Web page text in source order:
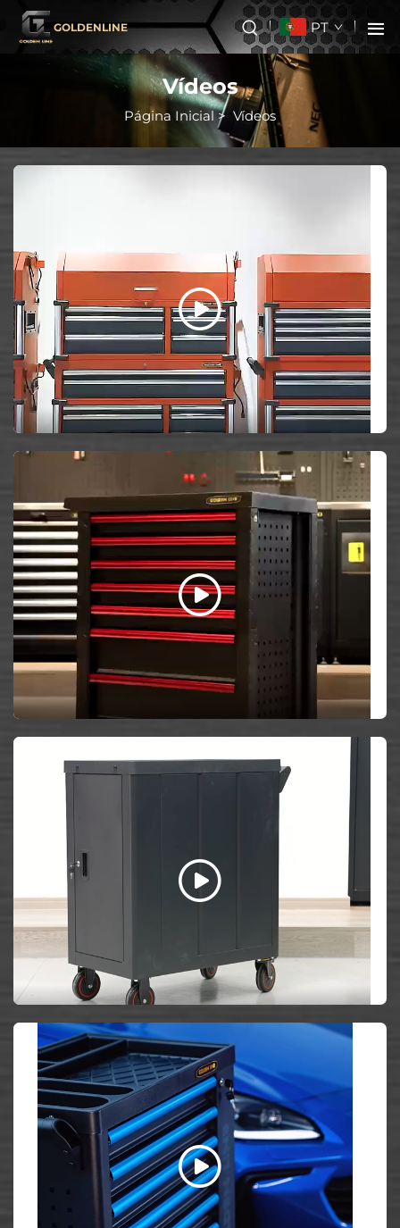
GOLDENLINE PT
Vídeos
Página Inicial> Vídeos